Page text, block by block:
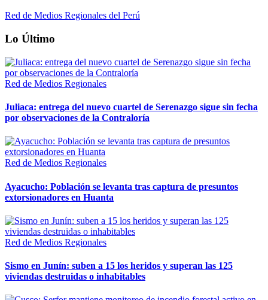
Red de Medios Regionales del Perú
Lo Último
Red de Medios Regionales
Juliaca: entrega del nuevo cuartel de Serenazgo sigue sin fecha
por observaciones de la Contraloría
Red de Medios Regionales
Ayacucho: Población se levanta tras captura de presuntos
extorsionadores en Huanta
Red de Medios Regionales
Sismo en Junín: suben a 15 los heridos y superan las 125
viviendas destruidas o inhabitables